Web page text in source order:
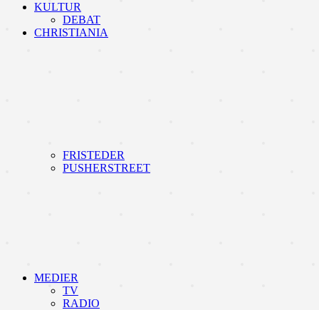
KULTUR
DEBAT
CHRISTIANIA
FRISTEDER
PUSHERSTREET
MEDIER
TV
RADIO